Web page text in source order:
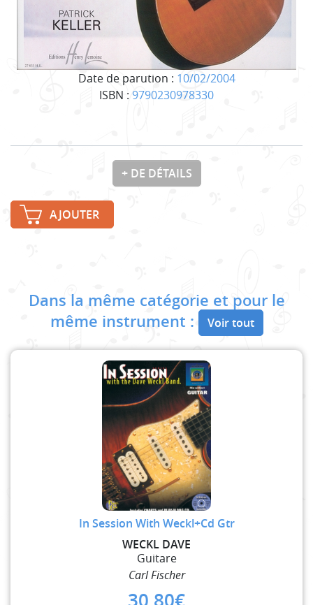
Date de parution : 10/02/2004
ISBN : 9790230978330
+ DE DÉTAILS
AJOUTER
Dans la même catégorie et pour le
même instrument :
Voir tout
In Session With Weckl+Cd Gtr
WECKL DAVE
Guitare
Carl Fischer